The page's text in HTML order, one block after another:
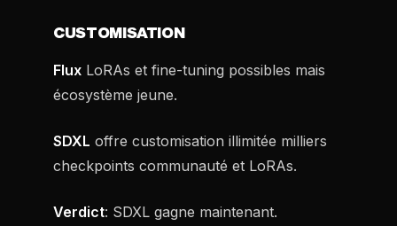
CUSTOMISATION
Flux LoRAs et fine-tuning possibles mais
écosystème jeune.
SDXL offre customisation illimitée milliers
checkpoints communauté et LoRAs.
Verdict: SDXL gagne maintenant.